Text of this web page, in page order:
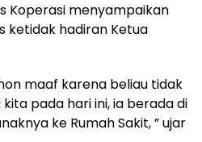
Koperasi menyampaikan
ketidak hadiran Ketua
maaf karena beliau tidak
pada hari ini, ia berada di
ke Rumah Sakit, ” ujar